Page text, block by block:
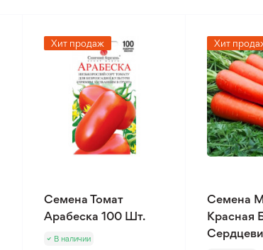
Хит продаж
Семена Томат
Арабеска 100 Шт.
В наличии
Хит
Семена
Красная